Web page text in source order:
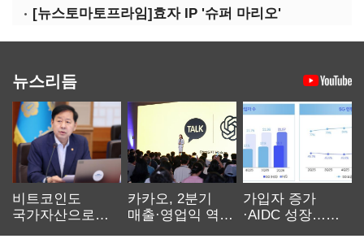
[뉴스토마토프라임]효자 IP '슈퍼 마리오'
뉴스리듬
비트코인도
국가자산으로…'
카카오, 2분기
매출·영업익 역대
가입자 증가
·AIDC 성장…